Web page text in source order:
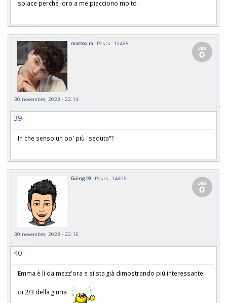
spiace perché loro a me piacciono molto
matteo.m Posts: 12455
30 novembre, 2023 - 22:14
39
In che senso un po' più "seduta"?
Going19 Posts: 14805
30 novembre, 2023 - 22:15
40
Emma è lì da mezz'ora e si sta già dimostrando più interessante
di 2/3 della giuria